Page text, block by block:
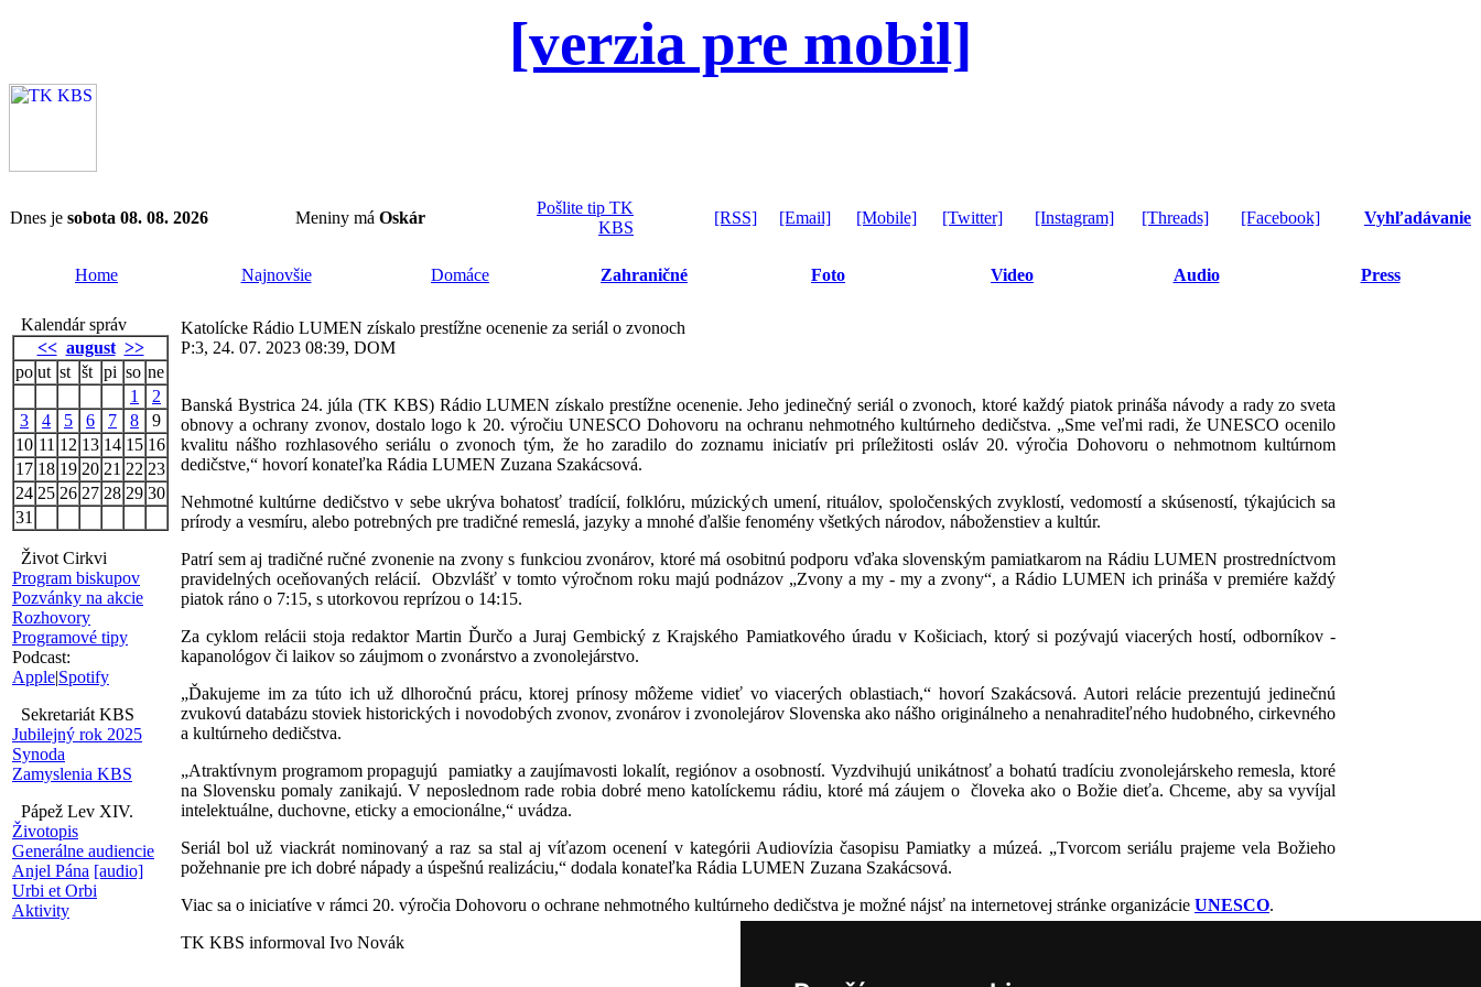
[verzia pre mobil]
Dnes je sobota 08. 08. 2026 Meniny má Oskár
Pošlite tip TK
KBS
[RSS] [Email] [Mobile] [Twitter] [Instagram] [Threads] [Facebook] Vyhľadávanie
Home Najnovšie Domáce Zahraničné Foto Video Audio Press
Kalendár správ
<< august >>
po ut st št pi so ne
1
2
3
4 5 6 7 8
9
10 11 12 13 14 15 16
17 18 19 20 21 22 23
24 25 26 27 28 29 30
31
Život Cirkvi
Program biskupov
Pozvánky na akcie
Rozhovory
Programové tipy
Podcast:
Apple|Spotify
Sekretariát KBS
Jubilejný rok 2025
Synoda
Zamyslenia KBS
Pápež Lev XIV.
Životopis
Generálne audiencie
Anjel Pána [audio]
Urbi et Orbi
Aktivity
Katolícke Rádio LUMEN získalo prestížne ocenenie za seriál o zvonoch
P:3, 24. 07. 2023 08:39, DOM
Banská Bystrica 24. júla (TK KBS) Rádio LUMEN získalo prestížne ocenenie. Jeho jedinečný seriál o zvonoch, ktoré každý piatok prináša návody a rady zo sveta
obnovy a ochrany zvonov, dostalo logo k 20. výročiu UNESCO Dohovoru na ochranu nehmotného kultúrneho dedičstva. „Sme veľmi radi, že UNESCO ocenilo
kvalitu nášho rozhlasového seriálu o zvonoch tým, že ho zaradilo do zoznamu iniciatív pri príležitosti osláv 20. výročia Dohovoru o nehmotnom kultúrnom
dedičstve,“ hovorí konateľka Rádia LUMEN Zuzana Szakácsová.
Nehmotné kultúrne dedičstvo v sebe ukrýva bohatosť tradícií, folklóru, múzických umení, rituálov, spoločenských zvyklostí, vedomostí a skúseností, týkajúcich sa
prírody a vesmíru, alebo potrebných pre tradičné remeslá, jazyky a mnohé ďalšie fenomény všetkých národov, náboženstiev a kultúr.
Patrí sem aj tradičné ručné zvonenie na zvony s funkciou zvonárov, ktoré má osobitnú podporu vďaka slovenským pamiatkarom na Rádiu LUMEN prostredníctvom
pravidelných oceňovaných relácií. Obzvlášť v tomto výročnom roku majú podnázov „Zvony a my - my a zvony“, a Rádio LUMEN ich prináša v premiére každý
piatok ráno o 7:15, s utorkovou reprízou o 14:15.
Za cyklom relácii stoja redaktor Martin Ďurčo a Juraj Gembický z Krajského Pamiatkového úradu v Košiciach, ktorý si pozývajú viacerých hostí, odborníkov -
kapanológov či laikov so záujmom o zvonárstvo a zvonolejárstvo.
„Ďakujeme im za túto ich už dlhoročnú prácu, ktorej prínosy môžeme vidieť vo viacerých oblastiach,“ hovorí Szakácsová. Autori relácie prezentujú jedinečnú
zvukovú databázu stoviek historických i novodobých zvonov, zvonárov i zvonolejárov Slovenska ako nášho originálneho a nenahraditeľného hudobného, cirkevného
a kultúrneho dedičstva.
„Atraktívnym programom propagujú pamiatky a zaujímavosti lokalít, regiónov a osobností. Vyzdvihujú unikátnosť a bohatú tradíciu zvonolejárskeho remesla, ktoré
na Slovensku pomaly zanikajú. V neposlednom rade robia dobré meno katolíckemu rádiu, ktoré má záujem o človeka ako o Božie dieťa. Chceme, aby sa vyvíjal
intelektuálne, duchovne, eticky a emocionálne,“ uvádza.
Seriál bol už viackrát nominovaný a raz sa stal aj víťazom ocenení v kategórii Audiovízia časopisu Pamiatky a múzeá. „Tvorcom seriálu prajeme vela Božieho
požehnanie pre ich dobré nápady a úspešnú realizáciu,“ dodala konateľka Rádia LUMEN Zuzana Szakácsová.
Viac sa o iniciatíve v rámci 20. výročia Dohovoru o ochrane nehmotného kultúrneho dedičstva je možné nájsť na internetovej stránke organizácie UNESCO.
TK KBS informoval Ivo Novák